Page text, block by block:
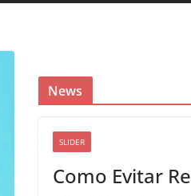
News
SLIDER
Como Evitar